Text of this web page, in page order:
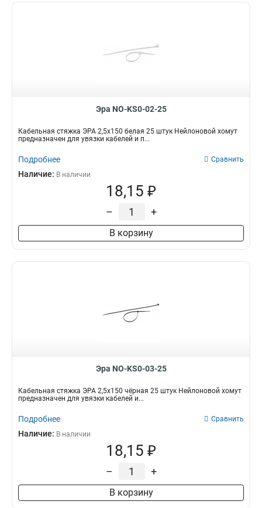
Эра NO-KS0-02-25
Кабельная стяжка ЭРА 2,5х150 белая 25 штук Нейлоновой хомут
предназначен для увязки кабелей и п...
Подробнее Сравнить
Наличие: В наличии
18,15 ₽
– +
В корзину
Эра NO-KS0-03-25
Кабельная стяжка ЭРА 2,5х150 чёрная 25 штук Нейлоновой хомут
предназначен для увязки кабелей и...
Подробнее Сравнить
Наличие: В наличии
18,15 ₽
– +
В корзину